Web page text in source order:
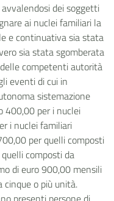
dei soggetti
ai nuclei familiari la
e continuativa sia stata
sia stata sgomberata
competenti autorità
eventi di cui in
sistemazione
400,00 per i nuclei
i nuclei familiari
per quelli composti
composti da
di euro 900,00 mensili
cinque o più unità.